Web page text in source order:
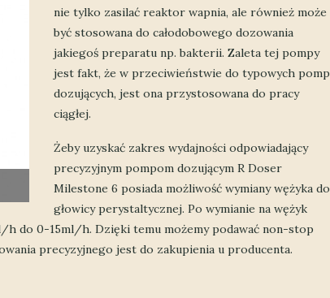
nie tylko zasilać reaktor wapnia, ale również może
być stosowana do całodobowego dozowania
jakiegoś preparatu np. bakterii. Zaleta tej pompy
jest fakt, że w przeciwieństwie do typowych pomp
dozujących, jest ona przystosowana do pracy
ciągłej.
Żeby uzyskać zakres wydajności odpowiadający
precyzyjnym pompom dozującym R Doser
Milestone 6 posiada możliwość wymiany wężyka do
głowicy perystaltycznej. Po wymianie na wężyk
h do 0-15ml/h. Dzięki temu możemy podawać non-stop
precyzyjnego jest do zakupienia u producenta.